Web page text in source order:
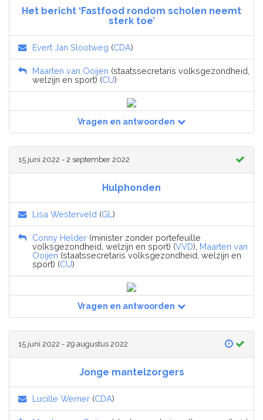
Het bericht ‘Fastfood rondom scholen neemt
sterk toe’
Evert Jan Slootweg (CDA)
Maarten van Ooijen (staatssecretaris volksgezondheid,
welzijn en sport) (CU)
Vragen en antwoorden
15 juni 2022 - 2 september 2022
Hulphonden
Lisa Westerveld (GL )
Conny Helder (minister zonder portefeuille
volksgezondheid, welzijn en sport) (VVD), Maarten van
Ooijen (staatssecretaris volksgezondheid, welzijn en
sport) (CU)
Vragen en antwoorden
15 juni 2022 - 29 augustus 2022
Jonge mantelzorgers
Lucille Werner (CDA)